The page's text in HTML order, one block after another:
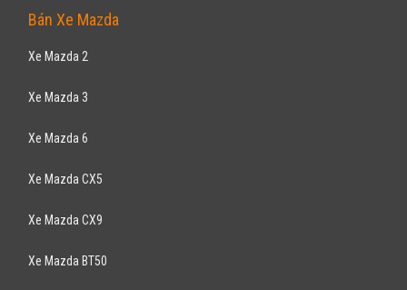
Bán Xe Mazda
Xe Mazda 2
Xe Mazda 3
Xe Mazda 6
Xe Mazda CX5
Xe Mazda CX9
Xe Mazda BT50